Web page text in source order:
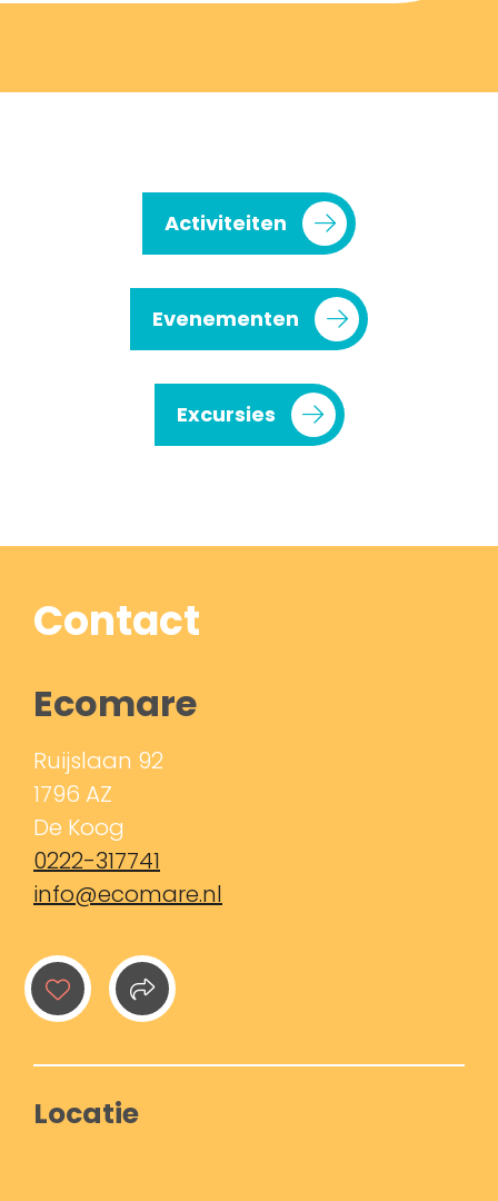
Activiteiten
Evenementen
Excursies
Contact
Ecomare
Ruijslaan 92
1796 AZ
De Koog
0222-317741
info@ecomare.nl
Locatie